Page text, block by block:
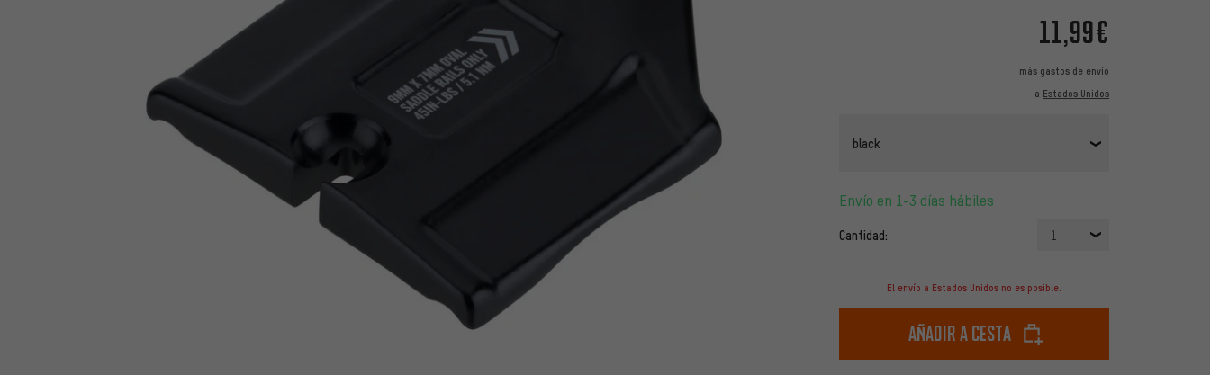
11,99€
más gastos de envío
a Estados Unidos
black
Envío en 1-3 días hábiles
Cantidad: 1
El envío a Estados Unidos no es posible.
Añadir a cesta